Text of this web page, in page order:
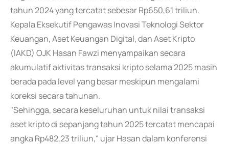
tahun 2024 yang tercatat sebesar Rp650,61 triliun.
Kepala Eksekutif Pengawas Inovasi Teknologi Sektor
Keuangan, Aset Keuangan Digital, dan Aset Kripto
(IAKD) OJK Hasan Fawzi menyampaikan secara
akumulatif aktivitas transaksi kripto selama 2025 masih
berada pada level yang besar meskipun mengalami
koreksi secara tahunan.
"Sehingga, secara keseluruhan untuk nilai transaksi
aset kripto di sepanjang tahun 2025 tercatat mencapai
angka Rp482,23 triliun," ujar Hasan dalam konferensi